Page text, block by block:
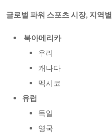
글로벌 파워 스포츠 시장, 지역별
북아메리카
우리
캐나다
멕시코
유럽
독일
영국